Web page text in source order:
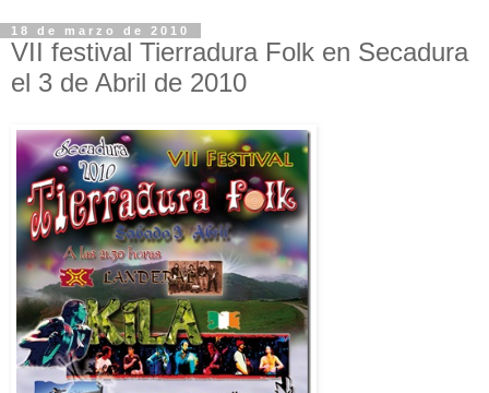
18 de marzo de 2010
VII festival Tierradura Folk en Secadura
el 3 de Abril de 2010